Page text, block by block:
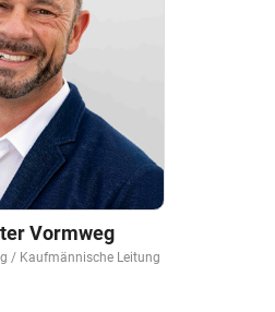
Vormweg
/ Kaufmännische Leitung